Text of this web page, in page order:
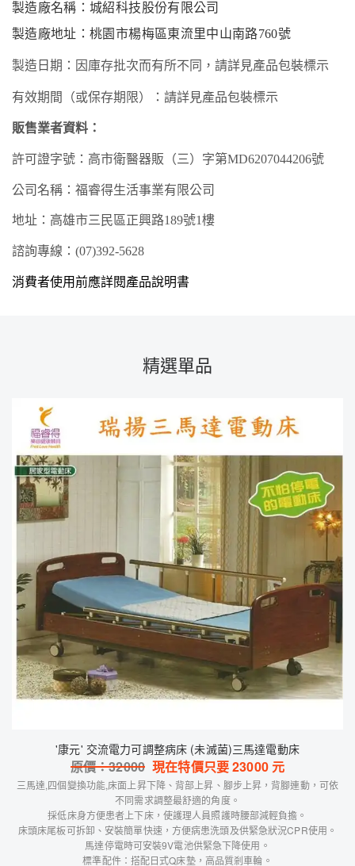
製造廠名稱：城紹科技股份有限公司
製造廠地址：桃園市楊梅區東流里中山南路760號
製造日期：因庫存批次而有所不同，請詳見產品包裝標示
有效期間（或保存期限）：請詳見產品包裝標示
販售業者資料：
許可證字號：高市衛醫器販（三）字第MD6207044206號
公司名稱：福睿得生活事業有限公司
地址：高雄市三民 區正興路189號1樓
諮詢專線： (07)392-5628
消費者使用前應詳閱產品說明書
精選單品
'康元' 交流電力可調整病床 (未滅菌)三馬達電動床
原價：32000 現在特價只要23000元
三馬達,四個變換功能,床面上昇下降、背部上昇、腳步上昇，背腳連動，可依
不同需求調整最舒適的角度。
採低床身方便患者上下床，使護理人員照護時腰部減輕負擔。
床頭床尾板可拆卸、安裝簡單快速，方便病患洗頭及供緊急狀況CPR使用。
馬達停電時可安裝9V電池供緊急下降使用。
標準配件：搭配日式Q床墊，高品質剎車輪。